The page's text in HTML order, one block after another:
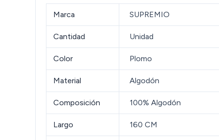
Marca SUPREMIO
Cantidad Unidad
Color Plomo
Material Algodón
Composición 100% Algodón
Largo 160 CM